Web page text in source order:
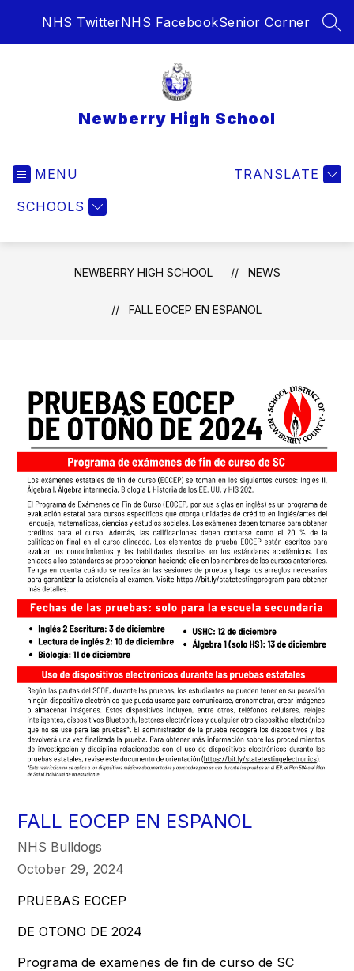
NHS TwitterNHS FacebookSenior Corner
Newberry High School
MENU
SCHOOLS
TRANSLATE
NEWBERRY HIGH SCHOOL NEWS
FALL EOCEP EN ESPANOL
FALL EOCEP EN ESPANOL
NHS Bulldogs
October 29, 2024
PRUEBAS EOCEP
DE OTONO DE 2024
Programa de examenes de fin de curso de SC